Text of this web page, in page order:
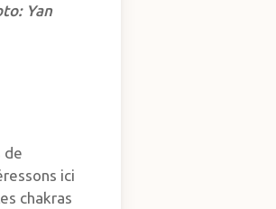
Yan
de
ici
chakras